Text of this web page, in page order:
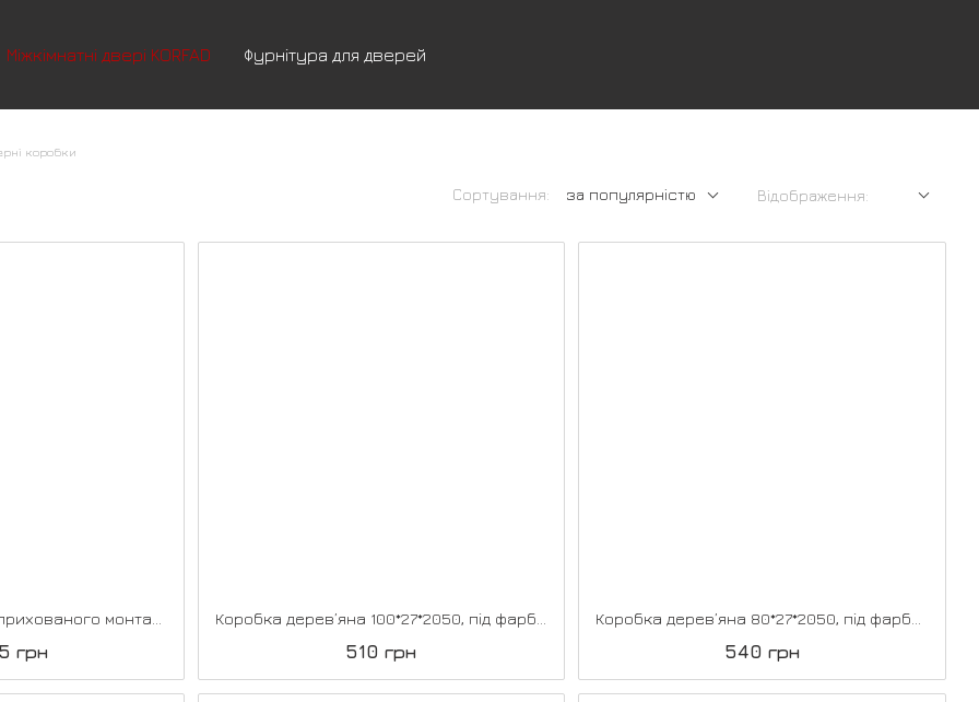
Міжкімнатні двері KORFAD Фурнітура для дверей
коробки
Сортування: за популярністю Відображення:
грн 510 грн 540 грн